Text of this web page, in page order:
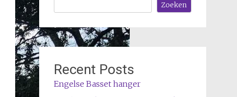
Zoeken
Recent Posts
Engelse Basset hanger